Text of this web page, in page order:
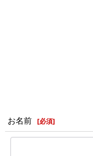
お名前 [必須]